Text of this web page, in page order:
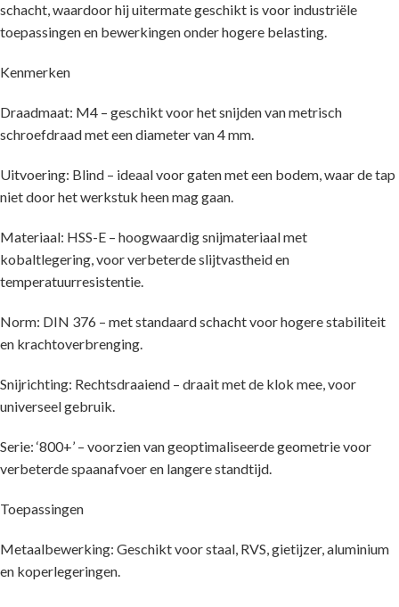
schacht, waardoor hij uitermate geschikt is voor industriële
toepassingen en bewerkingen onder hogere belasting.
Kenmerken
Draadmaat: M4 – geschikt voor het snijden van metrisch
schroefdraad met een diameter van 4 mm.
Uitvoering: Blind – ideaal voor gaten met een bodem, waar de tap
niet door het werkstuk heen mag gaan.
Materiaal: HSS-E – hoogwaardig snijmateriaal met
kobaltlegering, voor verbeterde slijtvastheid en
temperatuurresistentie.
Norm: DIN 376 – met standaard schacht voor hogere stabiliteit
en krachtoverbrenging.
Snijrichting: Rechtsdraaiend – draait met de klok mee, voor
universeel gebruik.
Serie: ‘800+’ – voorzien van geoptimaliseerde geometrie voor
verbeterde spaanafvoer en langere standtijd.
Toepassingen
Metaalbewerking: Geschikt voor staal, RVS, gietijzer, aluminium
en koperlegeringen.